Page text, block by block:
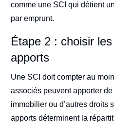
comme une SCI qui détient
par emprunt.
Étape 2 : choisir
apports
Une SCI doit compter au
associés peuvent apporter de
immobilier ou d’autres droits
apports déterminent la